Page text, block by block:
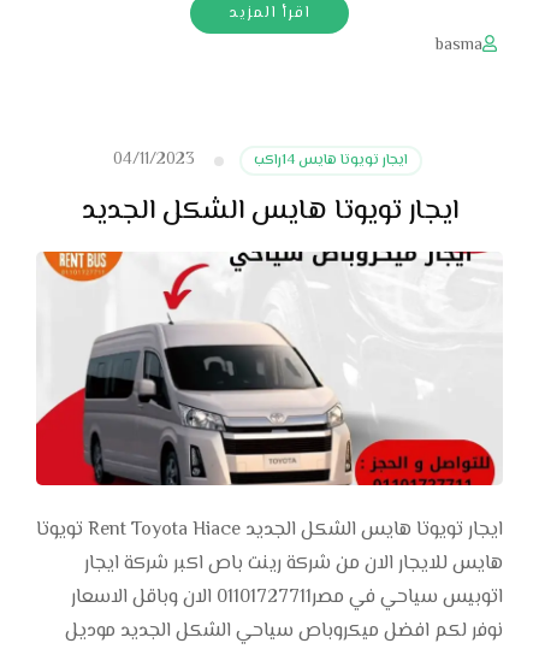
اقرأ المزيد
basma
ايجار تويوتا هايس 14راكب 04/11/2023
ايجار تويوتا هايس الشكل الجديد
ايجار تويوتا هايس الشكل الجديد Rent Toyota Hiace تويوتا
هايس للايجار الان من شركة رينت باص اكبر شركة ايجار
اتوبيس سياحي في مصر01101727711 الان وباقل الاسعار
نوفر لكم افضل ميكروباص سياحي الشكل الجديد موديل